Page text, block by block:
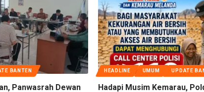
BANTEN
Panwasrah Dewan
HEADLINE UMUM UPDATE
Hadapi Musim Kemarau,